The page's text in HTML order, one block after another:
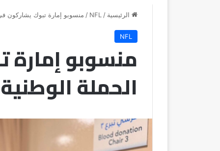
الرئيسية /
NFL
/ منسوبو إمارة تبوك يشاركون في
NFL
منسوبو
الحملة